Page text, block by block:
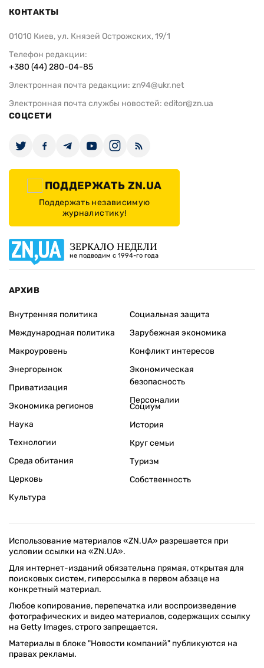
КОНТАКТЫ
01010 Киев, ул. Князей Острожских, 19/1
Телефон редакции:
+380 (44) 280-04-85
Электронная почта редакции: zn94@ukr.net
Электронная почта службы новостей: editor@zn.ua
СОЦСЕТИ
ПОДДЕРЖАТЬ ZN.UA
Поддержать независимую
журналистику!
ЗЕРКАЛО НЕДЕЛИ
не подводим с 1994-го года
АРХИВ
Внутренняя политика
Международная политика
Макроуровень
Энергорынок
Приватизация
Экономика регионов
Социальная защита
Зарубежная экономика
Конфликт интересов
Экономическая
безопасность
Персоналии
Наука
Технологии
Среда обитания
Церковь
Культура
Социум
История
Круг семьи
Туризм
Собственность
Использование материалов «ZN.UA» разрешается при
условии ссылки на «ZN.UA».
Для интернет-изданий обязательна прямая, открытая для
поисковых систем, гиперссылка в первом абзаце на
конкретный материал.
Любое копирование, перепечатка или воспроизведение
фотографических и видео материалов, содержащих ссылку
на Getty Images, строго запрещается.
Материалы в блоке "Новости компаний" публикуются на
правах рекламы.